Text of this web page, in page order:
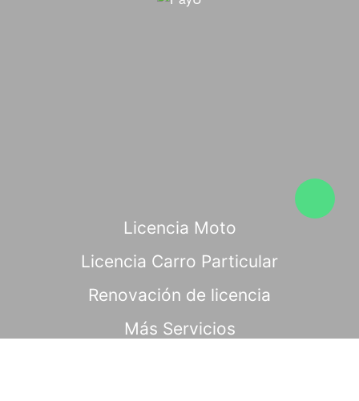
Licencia Moto
Licencia Carro Particular
Renovación de licencia
Más Servicios